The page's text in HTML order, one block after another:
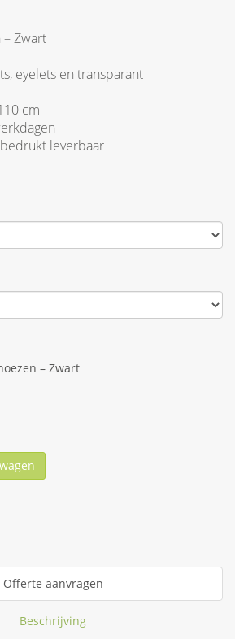
– Zwart
eyelets en transparant
cm
leverbaar
– Zwart
Offerte aanvragen
Beschrijving